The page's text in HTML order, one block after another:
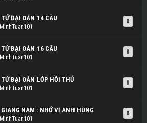
0
TỨ ĐẠI OÁN 14 CÂU
MinhTuan101
0
TỨ ĐẠI OÁN 16 CÂU
MinhTuan101
0
TỨ ĐẠI OÁN LỚP HỒI THỦ
MinhTuan101
0
GIANG NAM : NHỚ VỊ ANH HÙNG
MinhTuan101